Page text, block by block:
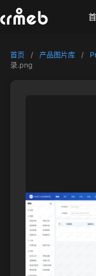
首页 / 产品图片库 /
录.png